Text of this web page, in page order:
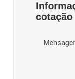
cotação